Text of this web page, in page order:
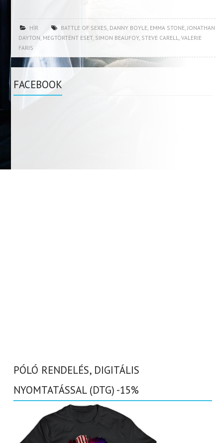
HÍR BATTLE OF SEXES DANNY BOYLE EMMA STONE JONATHAN
DAYTON MEGTÖRTÉNT ESET, SIMON BEAUFOY, STEVE CARELL ,VALERIE
FARIS
FACEBOOK
PÓLÓ RENDELÉS, DIGITÁLIS
NYOMTATÁSSAL (DTG) -15%